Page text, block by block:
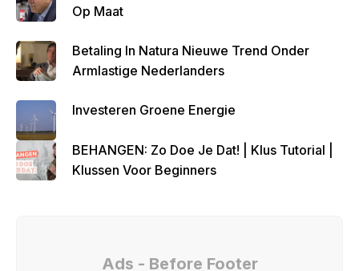
Op Maat
Betaling In Natura Nieuwe Trend Onder
Armlastige Nederlanders
Investeren Groene Energie
BEHANGEN: Zo Doe Je Dat! | Klus Tutorial |
Klussen Voor Beginners
Ads - Before Footer